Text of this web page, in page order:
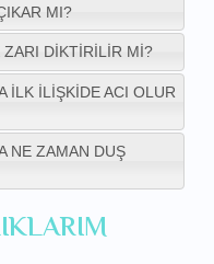
MI?
ZARI DIKTIRILIR MI?
İLK İLIŞKIDE ACI OLUR
NE ZAMAN DUŞ